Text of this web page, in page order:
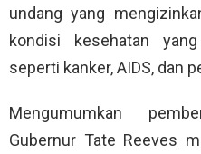
undang yang
kondisi kesehatan
seperti kanker, AIDS, dan
Mengumumkan
Gubernur Tate Reeves